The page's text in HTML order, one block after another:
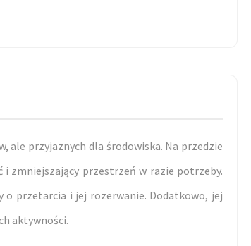
ale przyjaznych dla środowiska. Na przedzie
zmniejszający przestrzeń w razie potrzeby.
o przetarcia i jej rozerwanie. Dodatkowo, jej
aktywności.